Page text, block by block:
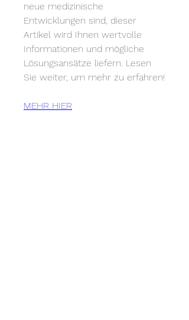
neue medizinische
Entwicklungen sind, dieser
Artikel wird Ihnen wertvolle
Informationen und mögliche
Lösungsansätze liefern. Lesen
Sie weiter, um mehr zu erfahren!
MEHR HIER